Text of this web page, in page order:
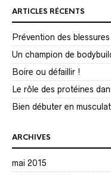
ARTICLES RÉCENTS
Prévention des
Un champion de
Boire ou défaillir !
Le rôle des protéines
Bien débuter en
ARCHIVES
mai 2015